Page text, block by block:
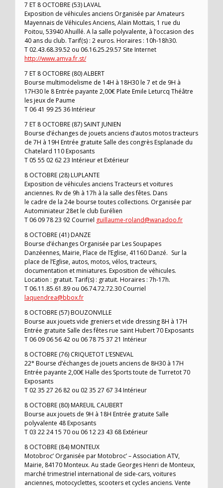
7 ET 8 OCTOBRE (53) LAVAL
Exposition de véhicules anciens Organisée par Amateurs
Mayennais de Véhicules Anciens, Alain Mottais, 1 rue du
Poitou, 53940 Ahuillé. A la salle polyvalente, à l’occasion des
40 ans du club. Tarif(s) : 2 euros. Horaires : 10h-18h30.
T 02.43.68.39.52 ou 06.16.25.29.57 Site Internet
http://www.amva.fr.st/
7 ET 8 OCTOBRE (80) ALBERT
Bourse multimodelisme de 14H à 18H30 le 7 et de 9H à
17H30 le 8 Entrée payante 2,00€ Plate Emile Leturcq Théâtre
les jeux de Paume
T 06 41 99 25 36 Intérieur
7 ET 8 OCTOBRE (87) SAINT JUNIEN
Bourse d’échanges de jouets anciens d’autos motos tracteurs
de 7H à 19H Entrée gratuite Salle des congrès Esplanade du
Chatelard 110 Exposants
T 05 55 02 62 23 Intérieur et Extérieur
8 OCTOBRE (28) LUPLANTE
Exposition de véhicules anciens Tracteurs et voitures
anciennes. Rv de 9h à 17h à la salle des fêtes. Dans
le cadre de la 24e bourse toutes collections. Organisée par
Autominiateur 28et le club Eurélien
T 06 09 78 23 92 Courriel guillaume-roland@wanadoo.fr
8 OCTOBRE (41) DANZE
Bourse d’échanges Organisée par Les Soupapes
Danzéennes, Mairie, Place de l’Eglise, 41160 Danzé. Sur la
place de l’Eglise, autos, motos, vélos, tracteurs,
documentation et miniatures. Exposition de véhicules.
Location : gratuit. Tarif(s) : gratuit. Horaires : 7h-17h.
T 06.11.85.61.89 ou 06.74.72.72.30 Courriel
laquendrea@bbox.fr
8 OCTOBRE (57) BOUZONVILLE
Bourse aux jouets vide greniers et vide dressing 8H à 17H
Entrée gratuite Salle des fêtes rue saint Hubert 70 Exposants
T 06 09 06 56 42 ou 06 78 75 37 21 Intérieur
8 OCTOBRE (76) CRIQUETOT L’ESNEVAL
22° Bourse d’échanges de jouets anciens de 8H30 à 17H
Entrée payante 2,00€ Halle des Sports toute de Turretot 70
Exposants
T 02 35 27 26 82 ou 02 35 27 67 34 Intérieur
8 OCTOBRE (80) MAREUIL CAUBERT
Bourse aux jouets de 9H à 18H Entrée gratuite Salle
polyvalente 48 Exposants
T 03 22 24 15 70 ou 06 12 23 43 68 Extérieur
8 OCTOBRE (84) MONTEUX
Motobroc’ Organisée par Motobroc’ – Association ATV,
Mairie, 84170 Monteux. Au stade Georges Henri de Monteux,
marché trimestriel international de side-cars, voitures
anciennes, motocyclettes, scooters et cycles anciens. Vente